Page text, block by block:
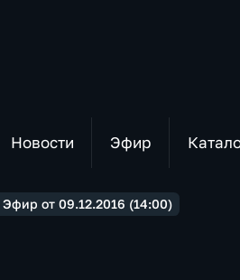
Новости Эфир
от 09.12.2016 (14:00)